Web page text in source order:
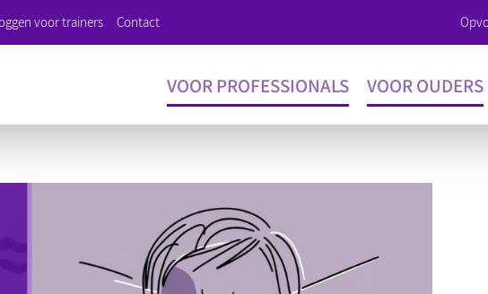
voor trainers Contact
VOOR PROFESSIONALS VOOR OUDERS